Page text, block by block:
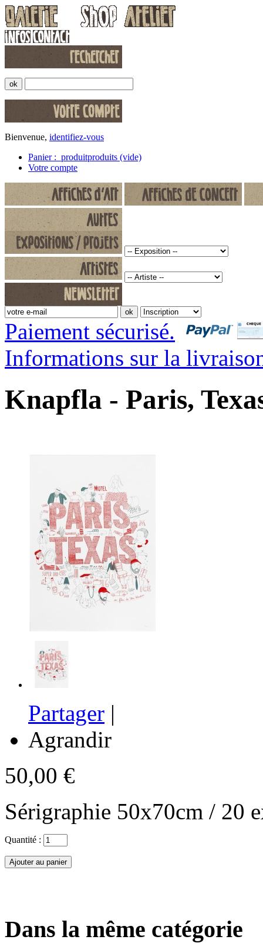
Bienvenue, identifiez-vous
Panier : produitproduits (vide)
Votre compte
Paiement sécurisé.
Informations sur la
Knapfla - Paris,
Partager |
Agrandir
50,00 €
Sérigraphie 50x70cm / 20
Quantité :
Dans la même catégorie